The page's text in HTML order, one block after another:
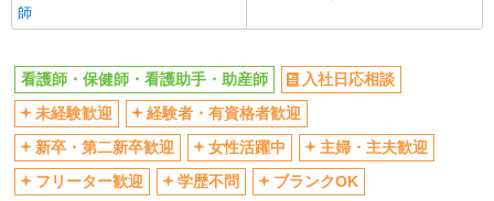
師
看護師・保健師・看護助手・助産師
入社日応相談
未経験歓迎
経験者・有資格者歓迎
新卒・第二新卒歓迎
女性活躍中
主婦・主夫歓迎
フリーター歓迎
学歴不問
ブランクOK